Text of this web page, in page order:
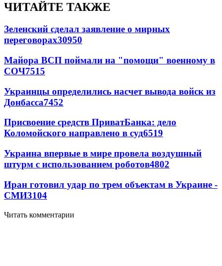
ЧИТАЙТЕ ТАКЖЕ
Зеленский сделал заявление о мирных
переговорах30950
Майора ВСП поймали на "помощи" военному в
СОЧ7515
Украинцы определились насчет вывода войск из
Донбасса7452
Присвоение средств ПриватБанка: дело
Коломойского направлено в суд6519
Украина впервые в мире провела воздушный
штурм с использованием роботов4802
Иран готовил удар по трем объектам в Украине -
СМИ3104
Читать комментарии